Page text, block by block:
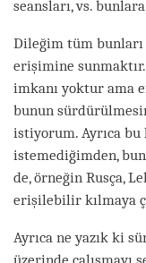
seansları, vs.
Dileğim tüm bunları
erişimine
imkanı yoktur ama
bunun
istiyorum. Ayrıca
istemediğimden,
de, örneğin Rusça,
erişilebilir kılmaya
Ayrıca ne yazık ki